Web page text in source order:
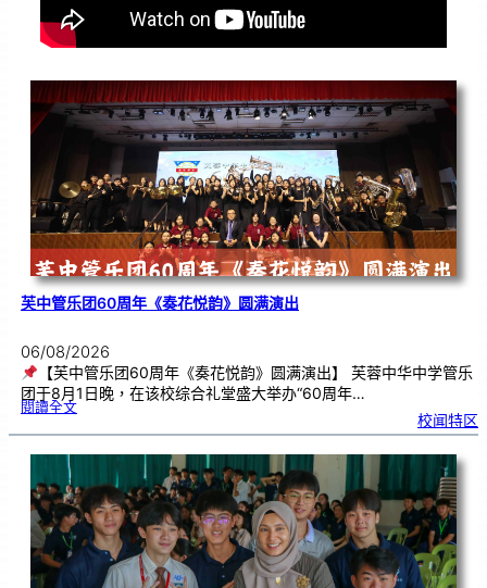
芙中管乐团60周年《奏花悦韵》圆满演出
06/08/2026
【芙中管乐团60周年《奏花悦韵》圆满演出】 芙蓉中华中学管乐
团于8月1日晚，在该校综合礼堂盛大举办“60周年…
閱讀全文:芙
乐
6
0
《
奏
花
悦
韵
》
圆
满
演
出
校闻特区